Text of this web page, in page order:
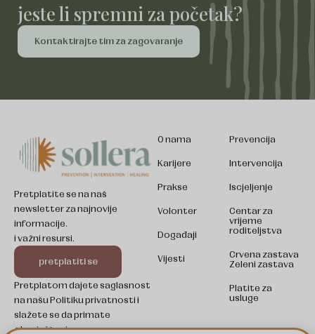
jeste li spremni za početak?
Kontaktirajte tim za zagovaranje
O nama
Karijere
Prakse
Volonter
Događaji
Vijesti
Prevencija
Intervencija
Iscjeljenje
Centar za
vrijeme
roditeljstva
Crvena zastava
Zeleni zastava
Platite za
usluge
Pretplatite se na naš
newsletter za najnovije
informacije.
i važni resursi.
pretplatiti se
Pretplatom dajete saglasnost
na našu Politiku privatnosti i
slažete se da primate
obavještenja.
Pashto
Swahili
Kinyarwanda
Somali